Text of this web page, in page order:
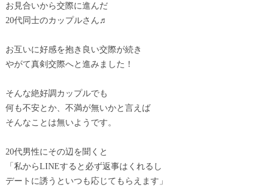
お見合いから交際に進んだ
20代同士のカップルさん♬
お互いに好感を抱き良い交際が続き
やがて真剣交際へと進みました！
そんな絶好調カップルでも
何も不安とか、不満が無いかと言えば
そんなことは無いようです。
20代男性にその辺を聞くと
「私からLINEすると必ず返事はくれるし
デートに誘うといつも応じてもらえます」